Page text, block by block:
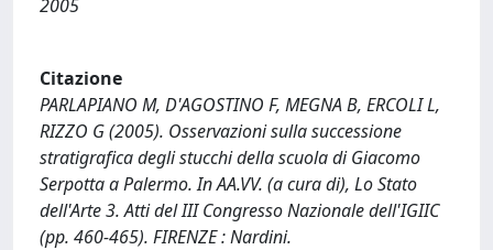
2005
Citazione
PARLAPIANO M, D'AGOSTINO F, MEGNA B, ERCOLI L,
RIZZO G (2005). Osservazioni sulla successione
stratigrafica degli stucchi della scuola di Giacomo
Serpotta a Palermo. In AA.VV. (a cura di), Lo Stato
dell'Arte 3. Atti del III Congresso Nazionale dell'IGIIC
(pp. 460-465). FIRENZE : Nardini.